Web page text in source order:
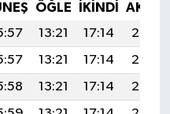
ÖĞLE İKINDI
13:21 17:14
20:36
13:21 17:14
20:35
13:21 17:14
20:34